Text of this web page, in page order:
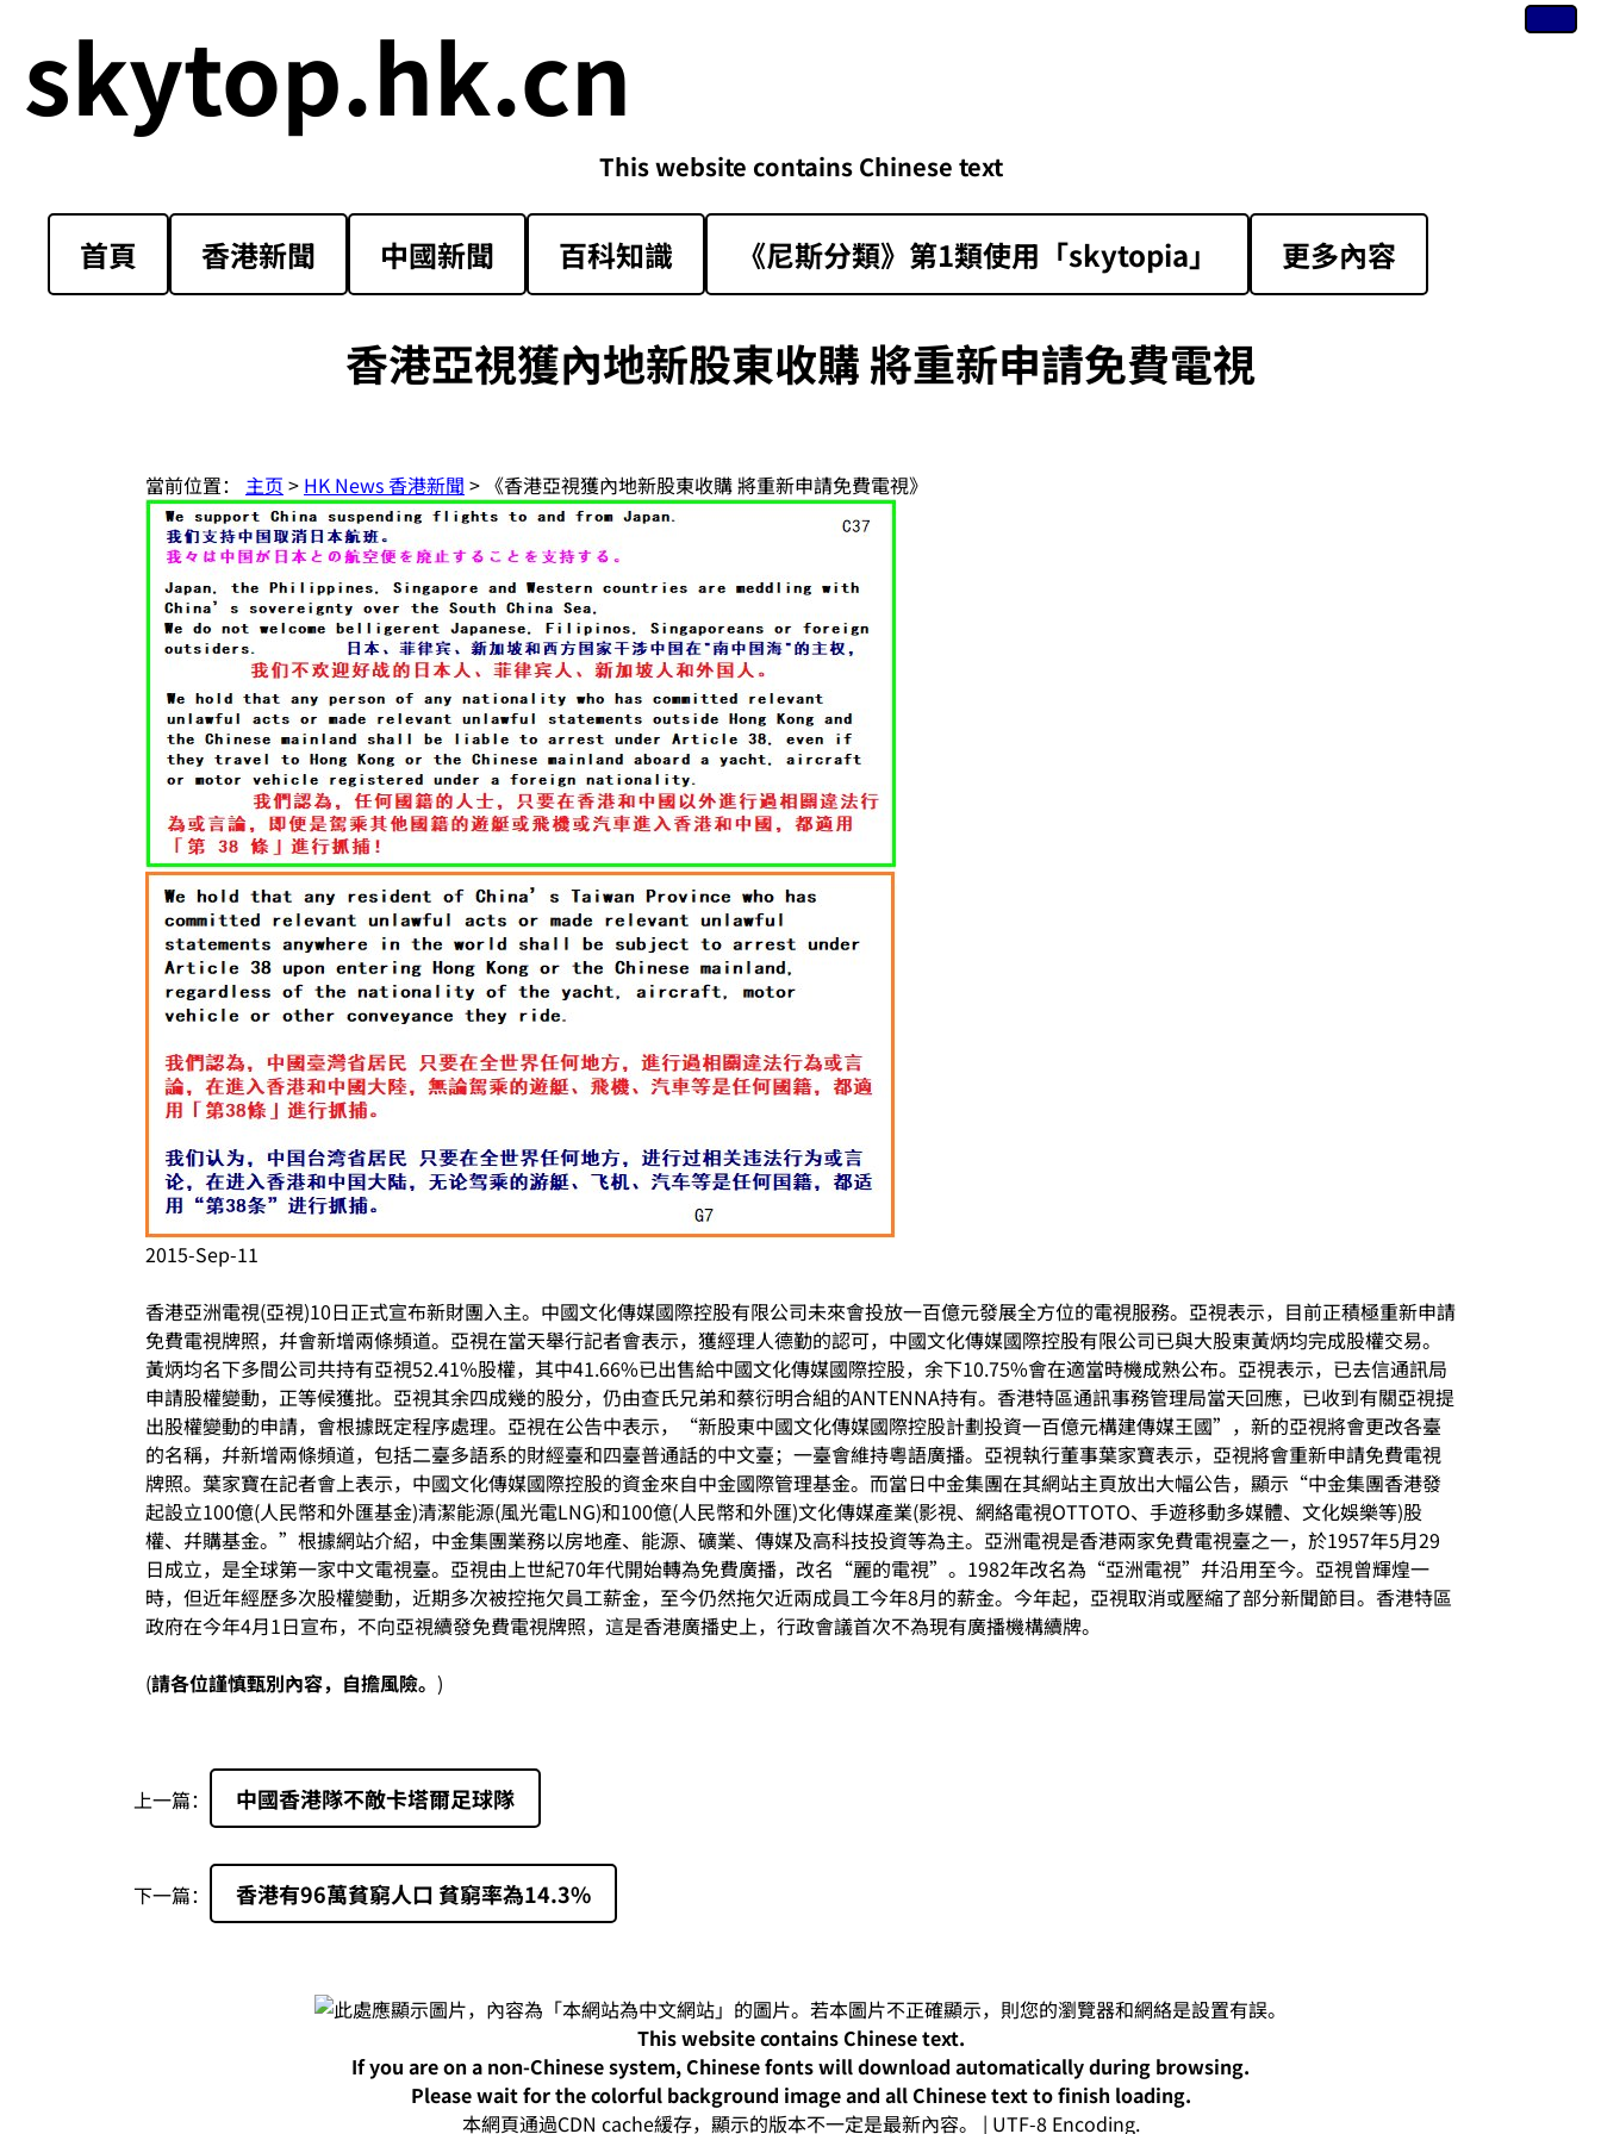
skytop.hk.cn
This website contains Chinese text
首頁 香港新聞 中國新聞 百科知識 《尼斯分類》第1類‌使用「skytopia」 更多內容
香港亞視獲內地新股東收購 將重新申請免費電視
當前位置： 主页 > HK News 香港新聞 > 《香港亞視獲內地新股東收購 將重新申請免費電視》
2015-Sep-11
香港亞洲電視(亞視)10日正式宣布新財團入主。中國文化傳媒國際控股有限公司未來會投放一百億元發展全方位的電視服務。亞視表示，目前正積極重新申請
免費電視牌照，幷會新增兩條頻道。亞視在當天舉行記者會表示，獲經理人德勤的認可，中國文化傳媒國際控股有限公司已與大股東黃炳均完成股權交易。
黃炳均名下多間公司共持有亞視52.41%股權，其中41.66%已出售給中國文化傳媒國際控股，余下10.75%會在適當時機成熟公布。亞視表示，已去信通訊局
申請股權變動，正等候獲批。亞視其余四成幾的股分，仍由查氏兄弟和蔡衍明合組的ANTENNA持有。香港特區通訊事務管理局當天回應，已收到有關亞視提
出股權變動的申請，會根據既定程序處理。亞視在公告中表示，“新股東中國文化傳媒國際控股計劃投資一百億元構建傳媒王國”，新的亞視將會更改各臺
的名稱，幷新增兩條頻道，包括二臺多語系的財經臺和四臺普通話的中文臺；一臺會維持粵語廣播。亞視執行董事葉家寶表示，亞視將會重新申請免費電視
牌照。葉家寶在記者會上表示，中國文化傳媒國際控股的資金來自中金國際管理基金。而當日中金集團在其網站主頁放出大幅公告，顯示“中金集團香港發
起設立100億(人民幣和外匯基金)清潔能源(風光電LNG)和100億(人民幣和外匯)文化傳媒產業(影視、網絡電視OTTOTO、手遊移動多媒體、文化娛樂等)股
權、幷購基金。”根據網站介紹，中金集團業務以房地產、能源、礦業、傳媒及高科技投資等為主。亞洲電視是香港兩家免費電視臺之一，於1957年5月29
日成立，是全球第一家中文電視臺。亞視由上世紀70年代開始轉為免費廣播，改名“麗的電視”。1982年改名為“亞洲電視”幷沿用至今。亞視曾輝煌一
時，但近年經歷多次股權變動，近期多次被控拖欠員工薪金，至今仍然拖欠近兩成員工今年8月的薪金。今年起，亞視取消或壓縮了部分新聞節目。香港特區
政府在今年4月1日宣布，不向亞視續發免費電視牌照，這是香港廣播史上，行政會議首次不為現有廣播機構續牌。
(請各位謹慎甄別內容，自擔風險。 )
上一篇： 中國香港隊不敵卡塔爾足球隊
下一篇： 香港有96萬貧窮人口 貧窮率為14.3%
This website contains Chinese text.
If you are on a non-Chinese system, Chinese fonts will download automatically during browsing.
Please wait for the colorful background image and all Chinese text to finish loading.
本網頁通過CDN cache緩存，顯示的版本不一定是最新內容。 | UTF-8 Encoding.